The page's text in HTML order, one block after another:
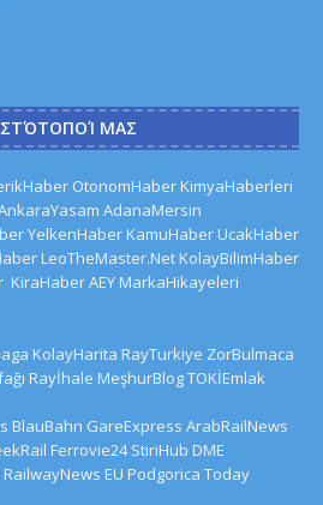
ΜΑΣ
OtonomHaber KimyaHaberleri
AdanaMersin
YelkenHaber KamuHaber UcakHaber
LeoTheMaster.Net KolayBilimHaber
KiraHaberAEY MarkaHikayeleri
KolayHarita RayTurkiye ZorBulmaca
Rayİhale MeşhurBlogTOKİEmlak
BlauBahn GareExpress ArabRailNews
Ferrovie24 StiriHub DME
RailwayNews EU Podgorica Today